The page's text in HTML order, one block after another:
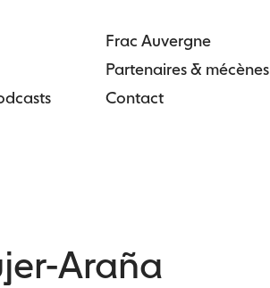
Frac Auvergne
Partenaires & mécènes
Contact
Araña